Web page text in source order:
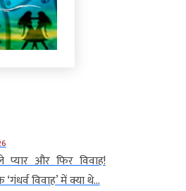
और फिर विवाह!
‘गंधर्व विवाह’ में क्या थे...